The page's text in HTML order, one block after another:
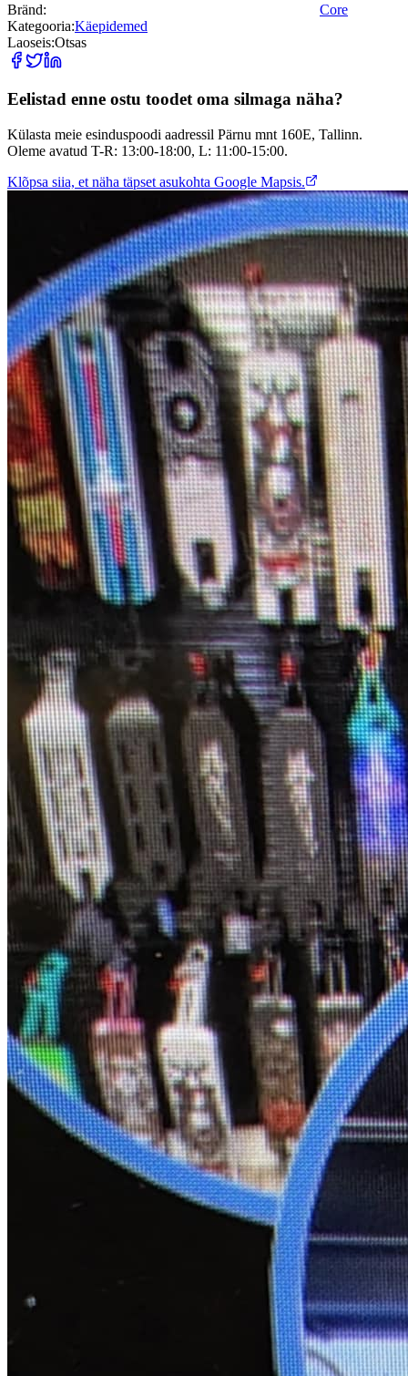
Bränd:
Core
Kategooria:Käepidemed
Laoseis:Otsas
Eelistad enne ostu toodet oma silmaga näha?
Külasta meie esinduspoodi aadressil Pärnu mnt 160E, Tallinn.
Oleme avatud T-R: 13:00-18:00, L: 11:00-15:00.
Klõpsa siia, et näha täpset asukohta Google Mapsis.